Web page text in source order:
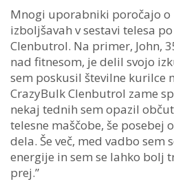
Mnogi uporabniki poročajo
izboljšavah v sestavi telesa
Clenbutrol. Na primer, John,
nad fitnesom, je delil svojo
sem poskusil številne kurilce
CrazyBulk Clenbutrol zame
nekaj tednih sem opazil
telesne maščobe, še posebej
dela. Še več, med vadbo
energije in sem se lahko bolj
prej.”